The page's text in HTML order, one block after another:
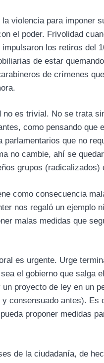
violencia para imponer
el poder. Frivolidad
los retiros del
de estar
de crímenes
no es trivial. No se trata
como pensando
parlamentarios que no
no cambie, ahí se
grupos
como consecuencia
nos regaló un ejemplo
malas medidas que
es urgente. Urge
el gobierno que salga
proyecto de ley en un
consensuado antes).
proponer medidas
de la ciudadanía, de